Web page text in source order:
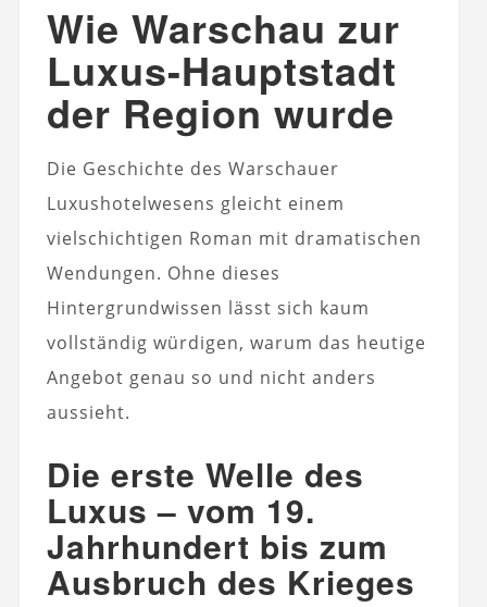
Wie Warschau zur
Luxus-Hauptstadt
der Region wurde
Die Geschichte des Warschauer
Luxushotelwesens gleicht einem
vielschichtigen Roman mit dramatischen
Wendungen. Ohne dieses
Hintergrundwissen lässt sich kaum
vollständig würdigen, warum das heutige
Angebot genau so und nicht anders
aussieht.
Die erste Welle des
Luxus – vom 19.
Jahrhundert bis zum
Ausbruch des Krieges